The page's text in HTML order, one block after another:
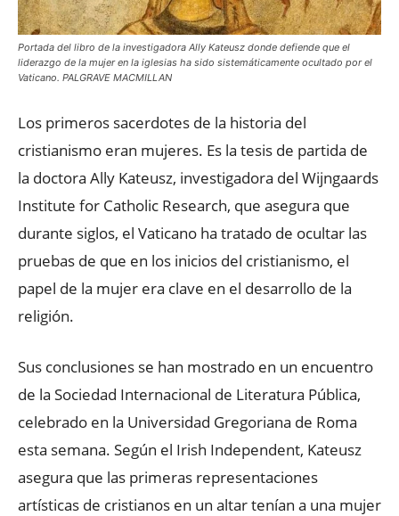
Portada del libro de la investigadora Ally Kateusz donde defiende que el
liderazgo de la mujer en la iglesias ha sido sistemáticamente ocultado por el
Vaticano. PALGRAVE MACMILLAN
Los primeros sacerdotes de la historia del
cristianismo eran mujeres. Es la tesis de partida de
la doctora Ally Kateusz, investigadora del Wijngaards
Institute for Catholic Research, que asegura que
durante siglos, el Vaticano ha tratado de ocultar las
pruebas de que en los inicios del cristianismo, el
papel de la mujer era clave en el desarrollo de la
religión.
Sus conclusiones se han mostrado en un encuentro
de la Sociedad Internacional de Literatura Pública,
celebrado en la Universidad Gregoriana de Roma
esta semana. Según el Irish Independent, Kateusz
asegura que las primeras representaciones
artísticas de cristianos en un altar tenían a una mujer